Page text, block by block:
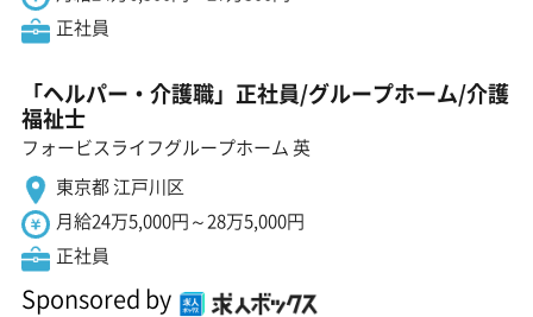
正社員
「ヘルパー・介護職」正社員/グループホーム/介護
福祉士
フォービスライフグループホーム 英
東京都 江戸川区
月給24万5,000円～28万5,000円
正社員
Sponsored by